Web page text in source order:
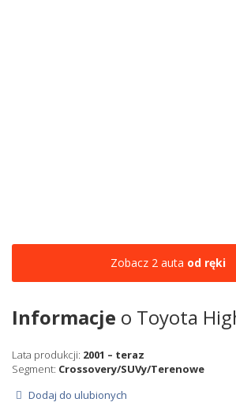
Zobacz 2 auta od ręki
Informacje o Toyota
Lata produkcji: 2001 – teraz
Segment: Crossovery/SUVy/Terenowe
Dodaj do ulubionych